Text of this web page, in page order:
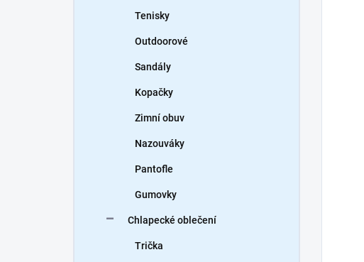
Tenisky
Outdoorové
Sandály
Kopačky
Zimní obuv
Nazouváky
Pantofle
Gumovky
Chlapecké oblečení
Trička